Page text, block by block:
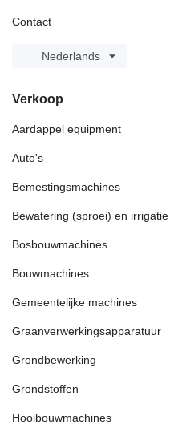
Contact
Nederlands
Verkoop
Aardappel equipment
Auto's
Bemestingsmachines
Bewatering (sproei) en irrigatie
Bosbouwmachines
Bouwmachines
Gemeentelijke machines
Graanverwerkingsapparatuur
Grondbewerking
Grondstoffen
Hooibouwmachines